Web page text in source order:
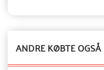
ANDRE KØBTE OGSÅ